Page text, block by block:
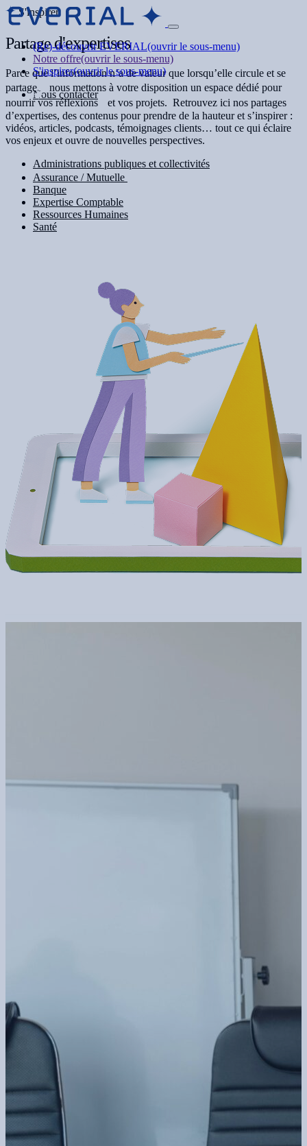
(Re)-découvrir EVERIAL(ouvrir le sous-menu)
Notre offre(ouvrir le sous-menu)
S'inspirer(ouvrir le sous-menu)
Nous contacter
S'inspirer
Partaged'expertises
Parce que l’information n’a de valeur que lorsqu’elle circule et se
partage, nous mettons à votre disposition un espace dédié pour
nourrir vos réflexions et vos projets. Retrouvez ici nos partages
d’expertises, des contenus pour prendre de la hauteur et s’inspirer :
vidéos, articles, podcasts, témoignages clients… tout ce qui éclaire
vos enjeux et ouvre de nouvelles perspectives.
Administrations publiques et collectivités
Assurance / Mutuelle
Banque
Expertise Comptable
Ressources Humaines
Santé